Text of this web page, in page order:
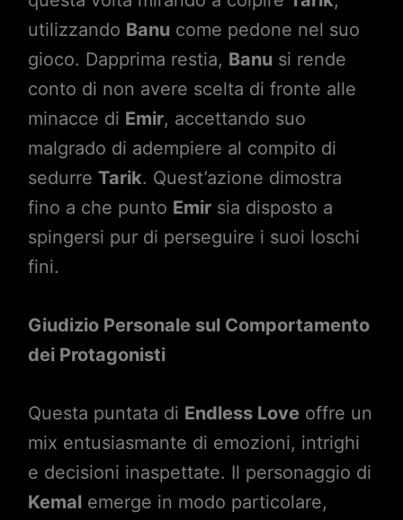
utilizzando Banucome pedone nel suo
gioco. Dapprima restia, Banusi rende
conto di non avere scelta di fronte alle
minacce di Emir, accettando suo
malgrado di adempiere al compito di
sedurre Tarik. Quest’azione dimostra
fino a che punto Emirsia disposto a
spingersi pur di perseguire i suoi loschi
fini.
Giudizio Personale sul Comportamento
dei Protagonisti
Questa puntata di Endless Love offre un
mix entusiasmante di emozioni, intrighi
e decisioni inaspettate. Il personaggio di
Kemalemerge in modo particolare,